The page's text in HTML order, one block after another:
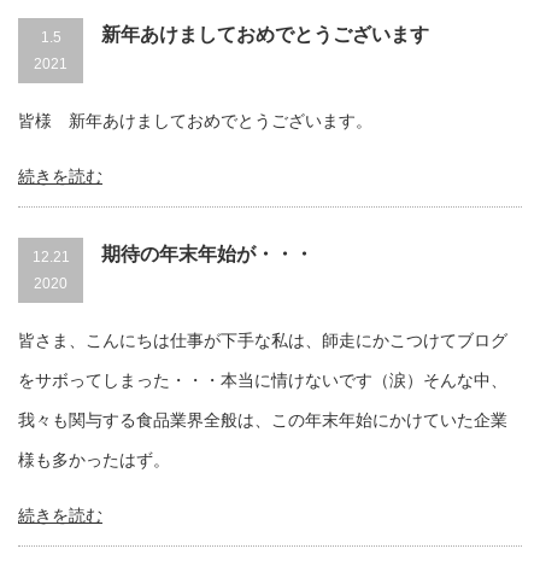
1.5
2021
新年あけましておめでとうございます
皆様 新年あけましておめでとうございます。
続きを読む
12.21
2020
期待の年末年始が・・・
皆さま、こんにちは仕事が下手な私は、師走にかこつけてブログ
をサボってしまった・・・本当に情けないです（涙）そんな中、
我々も関与する食品業界全般は、この年末年始にかけていた企業
様も多かったはず。
続きを読む